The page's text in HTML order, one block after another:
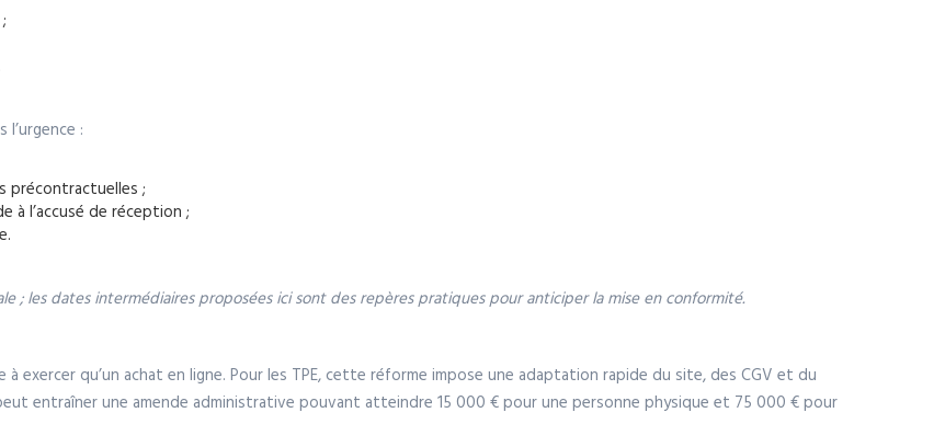
:
précontractuelles ;
à l’accusé de réception ;
; les dates intermédiaires proposées ici sont des repères pratiques pour anticiper la mise en conformité.
exercer qu’un achat en ligne. Pour les TPE, cette réforme impose une adaptation rapide du site, des CGV et du
entraîner une amende administrative pouvant atteindre 15 000 € pour une personne physique et 75 000 € pour